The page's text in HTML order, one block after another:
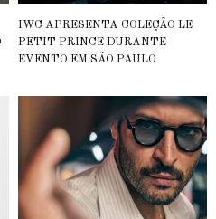
IWC APRESENTA COLEÇÃO LE
PETIT PRINCE DURANTE
EVENTO EM SÃO PAULO